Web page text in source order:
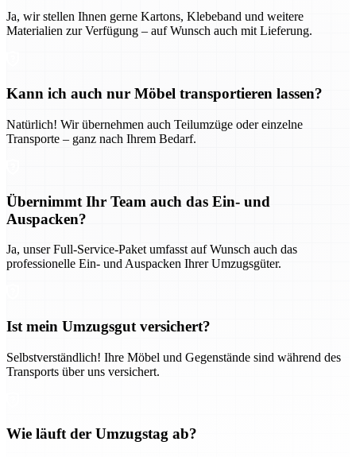
Ja, wir stellen Ihnen gerne Kartons, Klebeband und weitere
Materialien zur Verfügung – auf Wunsch auch mit Lieferung.
Kann ich auch nur Möbel transportieren lassen?
Natürlich! Wir übernehmen auch Teilumzüge oder einzelne
Transporte – ganz nach Ihrem Bedarf.
Übernimmt Ihr Team auch das Ein- und
Auspacken?
Ja, unser Full-Service-Paket umfasst auf Wunsch auch das
professionelle Ein- und Auspacken Ihrer Umzugsgüter.
Ist mein Umzugsgut versichert?
Selbstverständlich! Ihre Möbel und Gegenstände sind während des
Transports über uns versichert.
Wie läuft der Umzugstag ab?